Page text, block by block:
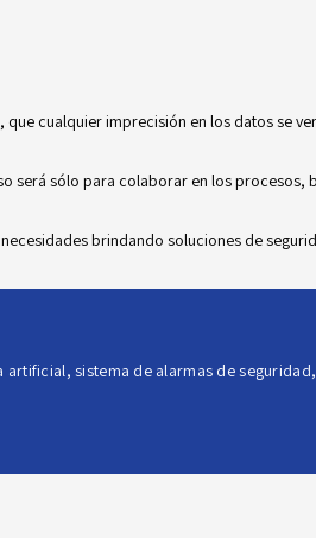
que cualquier imprecisión en los datos se
será sólo para colaborar en los procesos,
brindando soluciones de
artificial,sistema de alarmas de seguridad